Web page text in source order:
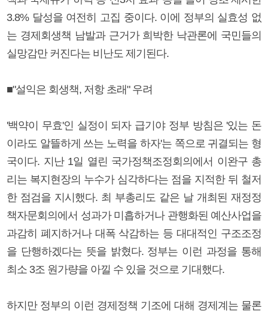
3.8% 달성을 여전히 고집 중이다. 이에 정부의 실효성 없
는 경제회생책 남발과 근거가 희박한 낙관론에 국민들의
실망감만 커진다는 비난도 제기된다.
■"설익은 회생책, 저항 초래" 우려
'백약이 무효'인 실정이 되자 급기야 정부 방침은 '있는 돈
이라도 알뜰하게 쓰는 노력을 하자'는 쪽으로 귀결되는 형
국이다. 지난 1일 열린 국가정책조정회의에서 이완구 총
리는 복지현장의 누수가 심각하다는 점을 지적한 뒤 철저
한 점검을 지시했다. 최 부총리도 같은 날 개최된 재정정
책자문회의에서 성과가 미흡하거나 관행화된 예산사업을
과감히 폐지하거나 대폭 삭감하는 등 대대적인 구조조정
을 단행하겠다는 뜻을 밝혔다. 정부는 이런 과정을 통해
최소 3조 원가량을 아낄 수 있을 것으로 기대했다.
하지만 정부의 이런 경제정책 기조에 대해 경제계는 물론